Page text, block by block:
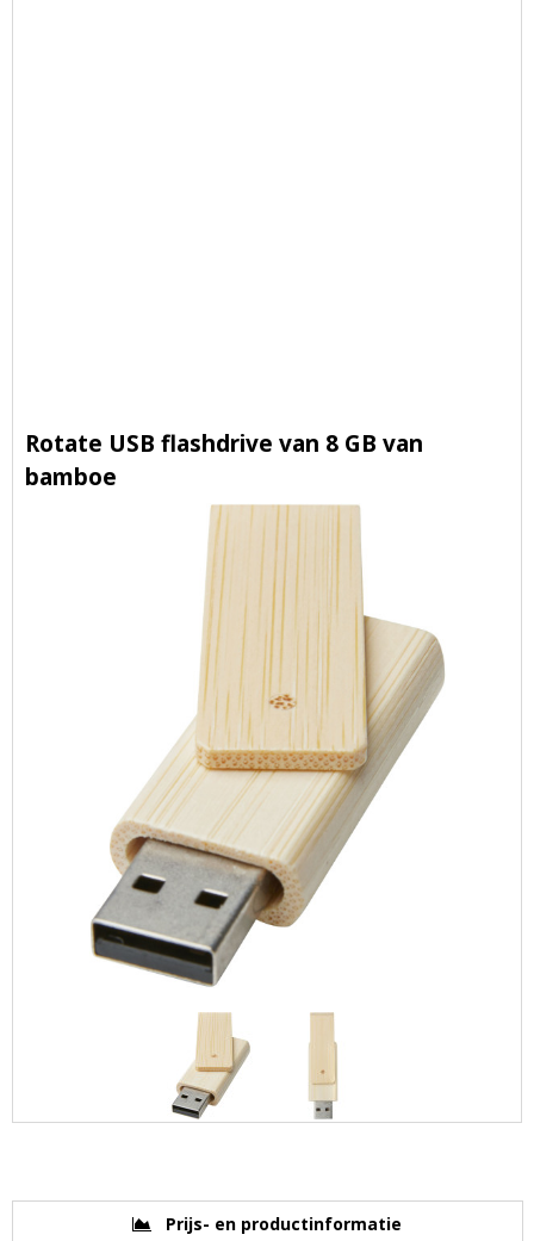
Rotate USB flashdrive van 8 GB van
bamboe
Prijs- en productinformatie